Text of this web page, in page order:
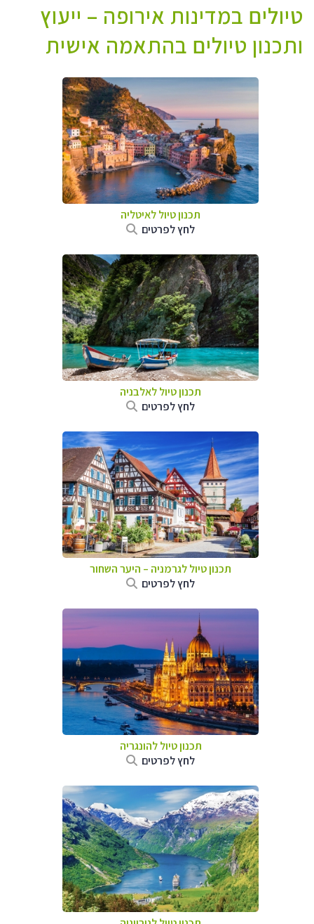
טיולים במדינות אירופה – ייעוץ
ותכנון טיולים בהתאמה אישית
תכנון טיול לאיטליה
לחץ לפרטים
תכנון טיול לאלבניה
לחץ לפרטים
תכנון טיול לגרמניה – היער השחור
לחץ לפרטים
תכנון טיול להונגריה
לחץ לפרטים